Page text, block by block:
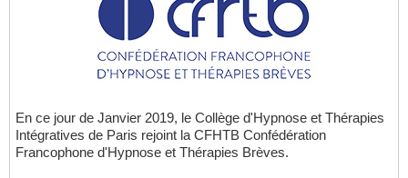
En ce jour de Janvier 2019, le Collège d'Hypnose et Thérapies
Intégratives de Paris rejoint la CFHTB Confédération
Francophone d'Hypnose et Thérapies Brèves.